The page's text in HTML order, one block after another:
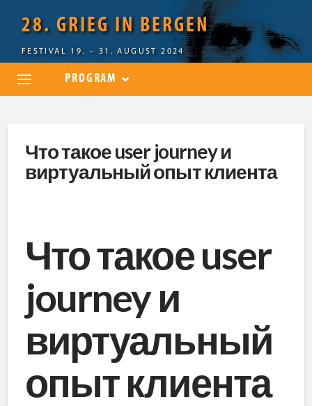
28. GRIEG IN BERGEN
FESTIVAL 19. – 31. AUGUST 2024
PROGRAM
Что такое user journey и
виртуальный опыт клиента
Что такое user
journey и
виртуальный
опыт клиента